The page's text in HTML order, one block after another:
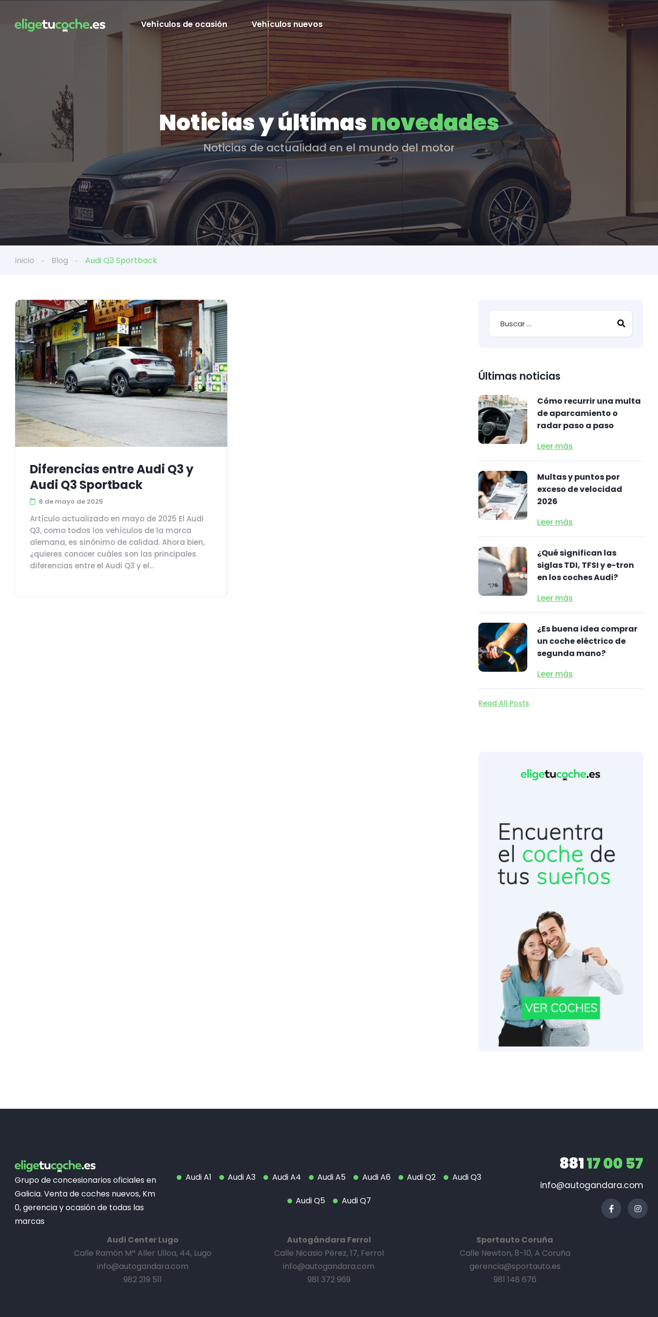
Vehículos de ocasión Vehículos nuevos
Noticias y últimasnovedades
Noticias de actualidad en el mundo del motor
Inicio Blog Audi Q3 Sportback
Diferencias entre Audi Q3 y
Audi Q3 Sportback
8 de mayo de 2025
Artículo actualizado en mayo de 2025 El Audi
Q3, como todos los vehículos de la marca
alemana, es sinónimo de calidad. Ahora bien,
¿quieres conocer cuáles son las principales
diferencias entre el Audi Q3 y el...
Últimas noticias
Cómo recurrir una multa
de aparcamiento o
radar paso a paso
Leer más
Multas y puntos por
exceso de velocidad
2026
Leer más
¿Qué significan las
siglas TDI, TFSI y e-tron
en los coches Audi?
Leer más
¿Es buena idea comprar
un coche eléctrico de
segunda mano?
Leer más
Read All Posts
Grupo de concesionarios oficiales en
Galicia. Venta de coches nuevos, Km
0, gerencia y ocasión de todas las
marcas
Audi A1 Audi A3 Audi A4 Audi A5 Audi A6 Audi Q2 Audi Q3
Audi Q5 Audi Q7
88117 00 57
info@autogandara.com
Audi Center Lugo
Calle Ramón Mª Aller Ulloa, 44, Lugo
info@autogandara.com
982 219 511
Autogándara Ferrol
Calle Nicasio Pérez, 17, Ferrol
info@autogandara.com
981 372 969
Sportauto Coruña
Calle Newton, 8-10, A Coruña
gerencia@sportauto.es
981 148 676